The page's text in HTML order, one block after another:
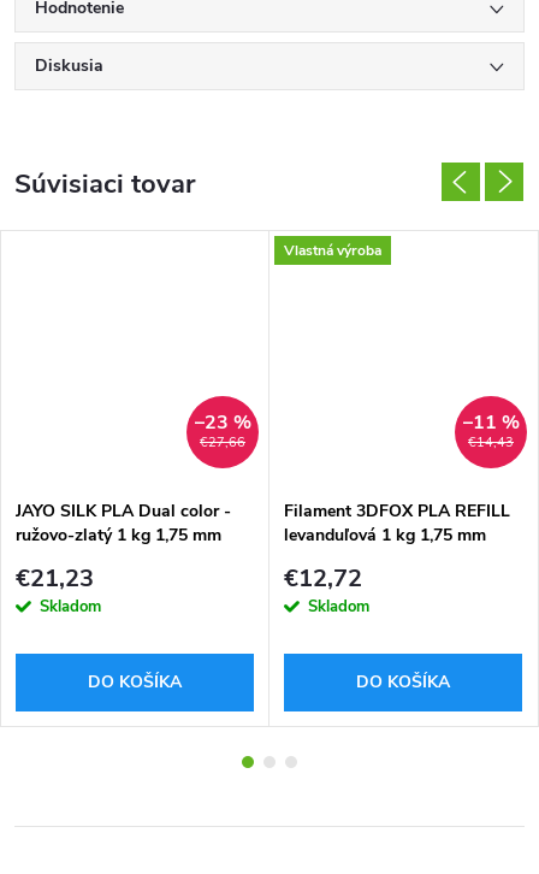
Hodnotenie
Diskusia
Súvisiaci tovar
€27,66
–23 %
JAYO SILK PLA Dual color -
ružovo-zlatý 1 kg 1,75 mm
€21,23
Skladom
DO KOŠÍKA
Vlastná výroba
€14,43
–11 %
Filament 3DFOX PLA REFILL
levanduľová 1 kg 1,75 mm
€12,72
Skladom
DO KOŠÍKA